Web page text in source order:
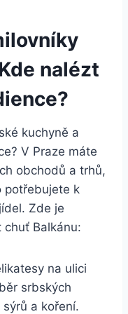
nalézt
kuchyně a
V Praze máte
obchodů a trhů,
potřebujete k
Zde je
Balkánu:
na ulici
srbských
a koření.